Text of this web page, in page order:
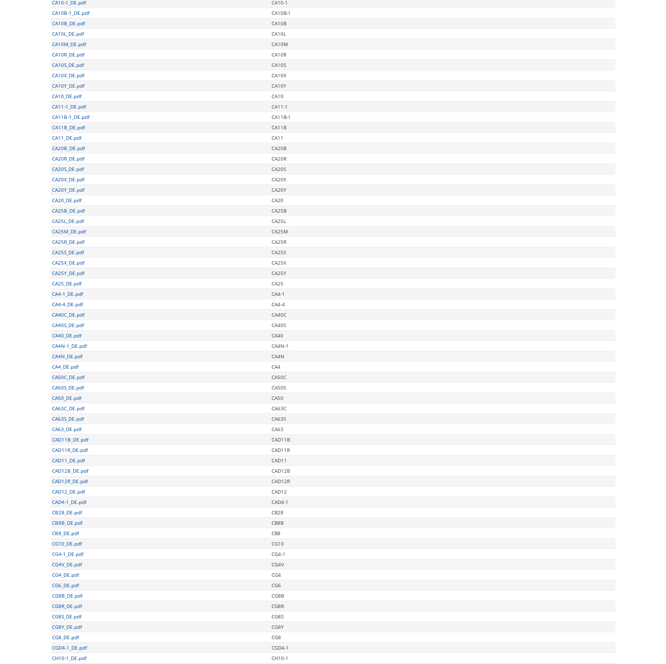
CA10-1_DE.pdf
CA10-1
CA10B-1_DE.pdf
CA10B-1
CA10B_DE.pdf
CA10B
CA10L_DE.pdf
CA10L
CA10M_DE.pdf
CA10M
CA10R_DE.pdf
CA10R
CA10S_DE.pdf
CA10S
CA10X_DE.pdf
CA10X
CA10Y_DE.pdf
CA10Y
CA10_DE.pdf
CA10
CA11-1_DE.pdf
CA11-1
CA11B-1_DE.pdf
CA11B-1
CA11B_DE.pdf
CA11B
CA11_DE.pdf
CA11
CA20B_DE.pdf
CA20B
CA20R_DE.pdf
CA20R
CA20S_DE.pdf
CA20S
CA20X_DE.pdf
CA20X
CA20Y_DE.pdf
CA20Y
CA20_DE.pdf
CA20
CA25B_DE.pdf
CA25B
CA25L_DE.pdf
CA25L
CA25M_DE.pdf
CA25M
CA25R_DE.pdf
CA25R
CA25S_DE.pdf
CA25S
CA25X_DE.pdf
CA25X
CA25Y_DE.pdf
CA25Y
CA25_DE.pdf
CA25
CA4-1_DE.pdf
CA4-1
CA4-4_DE.pdf
CA4-4
CA40C_DE.pdf
CA40C
CA40S_DE.pdf
CA40S
CA40_DE.pdf
CA40
CA4N-1_DE.pdf
CA4N-1
CA4N_DE.pdf
CA4N
CA4_DE.pdf
CA4
CA50C_DE.pdf
CA50C
CA50S_DE.pdf
CA50S
CA50_DE.pdf
CA50
CA63C_DE.pdf
CA63C
CA63S_DE.pdf
CA63S
CA63_DE.pdf
CA63
CAD11B_DE.pdf
CAD11B
CAD11R_DE.pdf
CAD11R
CAD11_DE.pdf
CAD11
CAD12B_DE.pdf
CAD12B
CAD12R_DE.pdf
CAD12R
CAD12_DE.pdf
CAD12
CAD4-1_DE.pdf
CAD4-1
CB28_DE.pdf
CB28
CB8B_DE.pdf
CB8B
CB8_DE.pdf
CB8
CG10_DE.pdf
CG10
CG4-1_DE.pdf
CG4-1
CG4V_DE.pdf
CG4V
CG4_DE.pdf
CG4
CG6_DE.pdf
CG6
CG8B_DE.pdf
CG8B
CG8R_DE.pdf
CG8R
CG8S_DE.pdf
CG8S
CG8Y_DE.pdf
CG8Y
CG8_DE.pdf
CG8
CGD4-1_DE.pdf
CGD4-1
CH10-1_DE.pdf
CH10-1